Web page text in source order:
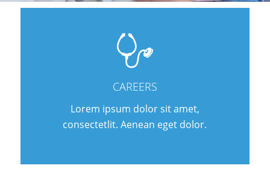
CAREERS
Lorem ipsum dolor sit amet,
consectetlit. Aenean eget dolor.